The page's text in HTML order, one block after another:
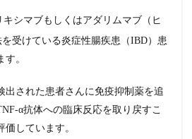
シマブもしくはアダリムマブ（ヒ
受けている炎症性腸疾患（IBD）患
。
出された患者さんに免疫抑制薬を追
α抗体への臨床反応を取り戻すこ
しています。